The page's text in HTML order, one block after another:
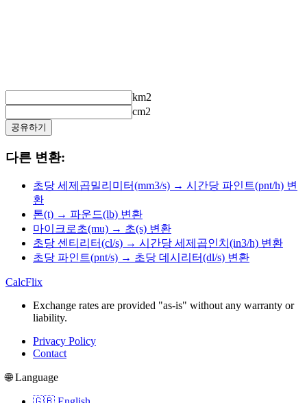
km2
cm2
공유하기
다른 변환:
초당 세제곱밀리미터(mm3/s) → 시간당 파인트(pnt/h) 변
환
톤(t) → 파운드(lb) 변환
마이크로초(mu) → 초(s) 변환
초당 센티리터(cl/s) → 시간당 세제곱인치(in3/h) 변환
초당 파인트(pnt/s) → 초당 데시리터(dl/s) 변환
CalcFlix
Exchange rates are provided "as-is" without any warranty or
liability.
Privacy Policy
Contact
🌐 Language